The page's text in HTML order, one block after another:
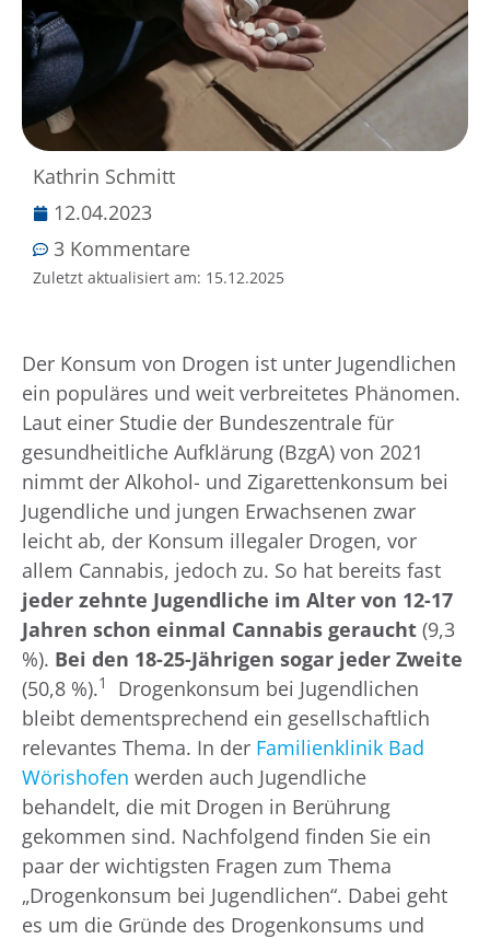
Kathrin Schmitt
12.04.2023
3 Kommentare
Zuletzt aktualisiert am: 15.12.2025
Der Konsum von Drogen ist unter Jugendlichen
ein populäres und weit verbreitetes Phänomen.
Laut einer Studie der Bundeszentrale für
gesundheitliche Aufklärung (BzgA) von 2021
nimmt der Alkohol- und Zigarettenkonsum bei
Jugendliche und jungen Erwachsenen zwar
leicht ab, der Konsum illegaler Drogen, vor
allem Cannabis, jedoch zu. So hat bereits fast
jeder zehnte Jugendliche im Alter von 12-17
Jahren schon einmal Cannabis geraucht (9,3
%). Bei den 18-25-Jährigen sogar jeder Zweite
(50,8 %).1
Drogenkonsum bei Jugendlichen
bleibt dementsprechend ein gesellschaftlich
relevantes Thema. In der Familienklinik Bad
Wörishofen werden auch Jugendliche
behandelt, die mit Drogen in Berührung
gekommen sind. Nachfolgend finden Sie ein
paar der wichtigsten Fragen zum Thema
„Drogenkonsum bei Jugendlichen“. Dabei geht
es um die Gründe des Drogenkonsums und